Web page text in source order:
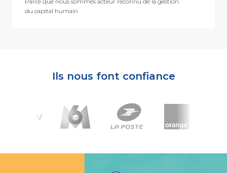
du capital humain
Ils nous font confiance